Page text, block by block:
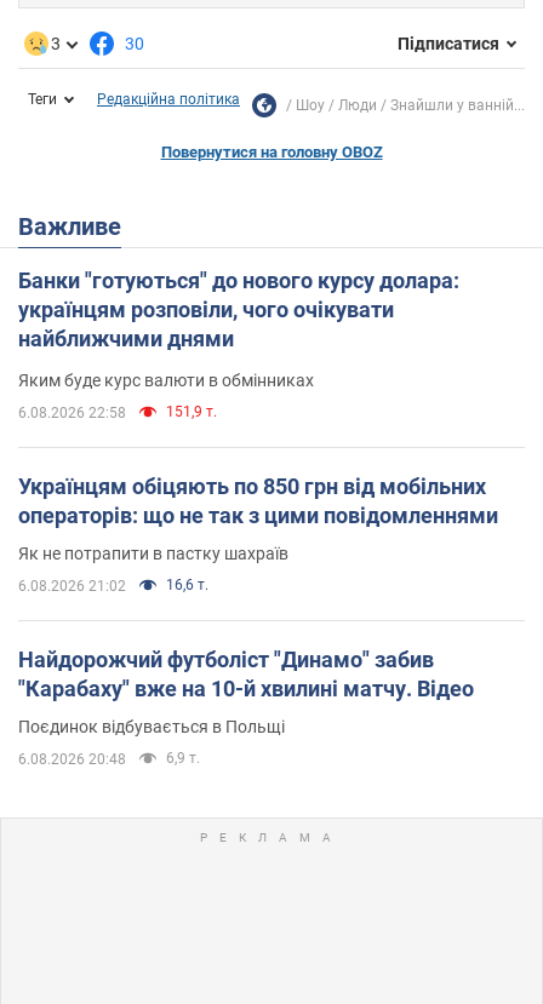
3 30 Підписатися
Теги Редакційна політика Шоу Люди Знайшли у ванній...
Повернутися на головну OBOZ
Важливе
Банки "готуються" до нового курсу долара:
українцям розповіли, чого очікувати
найближчими днями
Яким буде курс валюти в обмінниках
6.08.2026 22:58 151,9 т.
Українцям обіцяють по 850 грн від мобільних
операторів: що не так з цими повідомленнями
Як не потрапити в пастку шахраїв
6.08.2026 21:02 16,6 т.
Найдорожчий футболіст "Динамо" забив
"Карабаху" вже на 10-й хвилині матчу. Відео
Поєдинок відбувається в Польщі
6.08.2026 20:48 6,9 т.